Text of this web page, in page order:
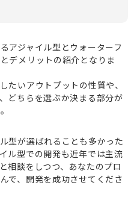
アジャイル型とウォーターフ
デメリットの紹介となりま
たいアウトプットの性質や、
どちらを選ぶか決まる部分が
型が選ばれることも多かった
ル型での開発も近年では主流
相談をしつつ、あなたのプロ
で、開発を成功させてくださ